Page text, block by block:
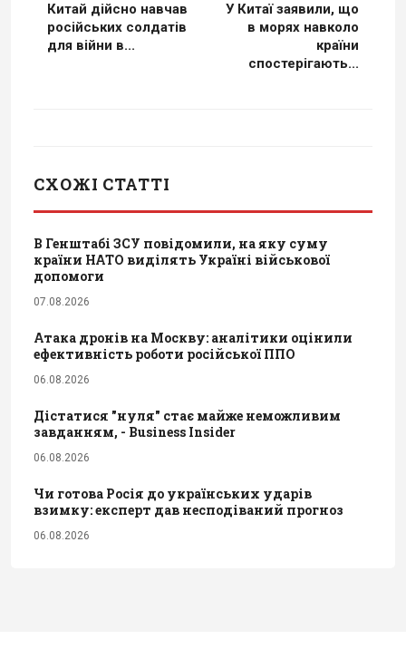
Китай дійсно навчав
російських солдатів
для війни в...
У Китаї заявили, що
в морях навколо
країни
спостерігають...
СХОЖІ СТАТТІ
В Генштабі ЗСУ повідомили, на яку суму
країни НАТО виділять Україні військової
допомоги
07.08.2026
Атака дронів на Москву: аналітики оцінили
ефективність роботи російської ППО
06.08.2026
Дістатися "нуля" стає майже неможливим
завданням, - Business Insider
06.08.2026
Чи готова Росія до українських ударів
взимку: експерт дав несподіваний прогноз
06.08.2026